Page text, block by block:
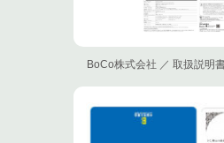
BoCo株式会社 ／ 取扱説明